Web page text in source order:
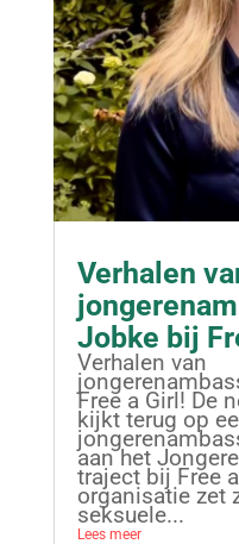
Verhalen
Jobke bij
Verhalen van
Free a Girl! De
kijkt terug op
aan het
traject bij Free
organisatie zet
seksuele...
Lees meer